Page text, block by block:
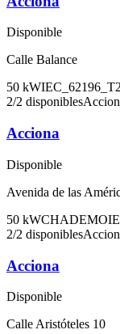
Disponible
Calle Balance
50 kW
2/2 disponibles
Acciona
Disponible
Avenida de las
50 kWCHADEMO
2/2 disponibles
Acciona
Disponible
Calle Aristóteles 10